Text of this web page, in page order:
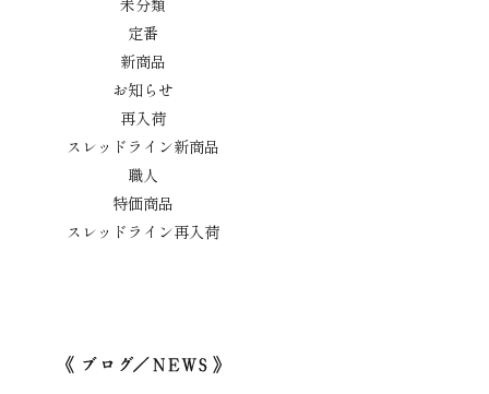
定番
新商品
お知らせ
再入荷
スレッドライン新商品
職人
特価商品
スレッドライン再入荷